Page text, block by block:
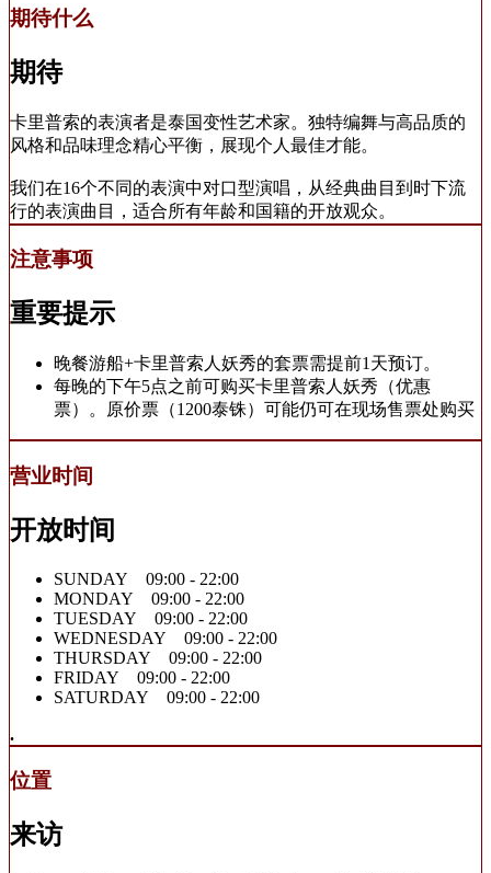
期待什么
期待
卡里普索的表演者是泰国变性艺术家。独特编舞与高品质的
风格和品味理念精心平衡，展现个人最佳才能。
我们在16个不同的表演中对口型演唱，从经典曲目到时下流
行的表演曲目，适合所有年龄和国籍的开放观众。
注意事项
重要提示
晚餐游船+卡里普索人妖秀的套票需提前1天预订。
每晚的下午5点之前可购买卡里普索人妖秀（优惠
票）。原价票（1200泰铢）可能仍可在现场售票处购买
营业时间
开放时间
SUNDAY 09:00 - 22:00
MONDAY 09:00 - 22:00
TUESDAY 09:00 - 22:00
WEDNESDAY 09:00 - 22:00
THURSDAY 09:00 - 22:00
FRIDAY 09:00 - 22:00
SATURDAY 09:00 - 22:00
.
位置
来访